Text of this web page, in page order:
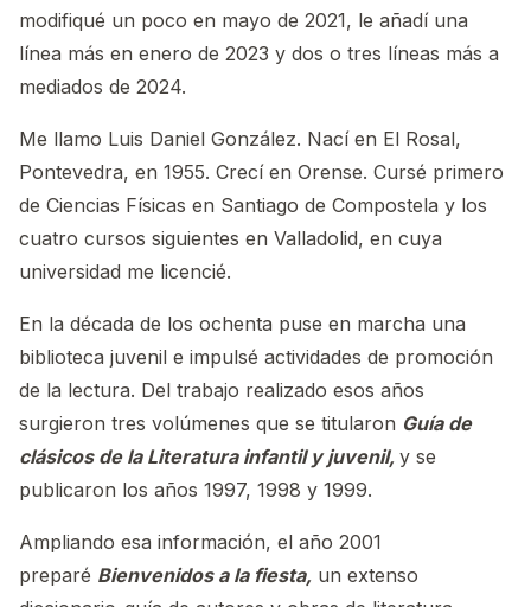
modifiqué un poco en mayo de 2021, le añadí una
línea más en enero de 2023 y dos o tres líneas más a
mediados de 2024.
Me llamo Luis Daniel González. Nací en El Rosal,
Pontevedra, en 1955. Crecí en Orense. Cursé primero
de Ciencias Físicas en Santiago de Compostela y los
cuatro cursos siguientes en Valladolid, en cuya
universidad me licencié.
En la década de los ochenta puse en marcha una
biblioteca juvenil e impulsé actividades de promoción
de la lectura. Del trabajo realizado esos años
surgieron tres volúmenes que se titularon Guía de
clásicos de la Literatura infantil y juvenil, y se
publicaron los años 1997, 1998 y 1999.
Ampliando esa información, el año 2001
preparé Bienvenidos a la fiesta, un extenso